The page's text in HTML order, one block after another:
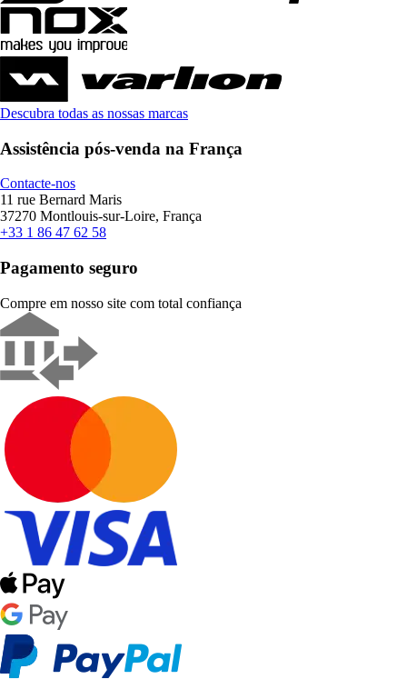
Descubra todas as nossas marcas
Assistência pós-venda na França
Contacte-nos
11 rue Bernard Maris
37270 Montlouis-sur-Loire, França
+33 1 86 47 62 58
Pagamento seguro
Compre em nosso site com total confiança